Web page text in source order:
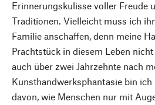
Erinnerungskulisse voller Freude
Traditionen. Vielleicht muss ich
Familie anschaffen, denn meine
Prachtstück in diesem Leben
auch über zwei Jahrzehnte nach
Kunsthandwerksphantasie bin
davon, wie Menschen nur mit